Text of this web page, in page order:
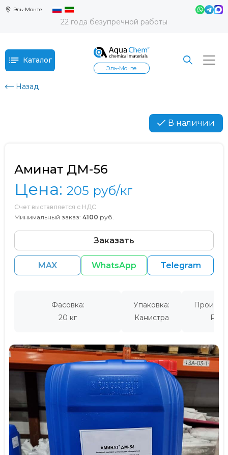
Эль-Монте
22 года безупречной работы
Каталог
Эль-Монте
Назад
В наличии
Аминат ДМ-56
Цена: 205 руб/кг
Счет выставляется с НДС
Минимальный заказ: 4100 руб.
Заказать
MAX WhatsApp Telegram
Фасовка:
20 кг
Упаковка:
Канистра